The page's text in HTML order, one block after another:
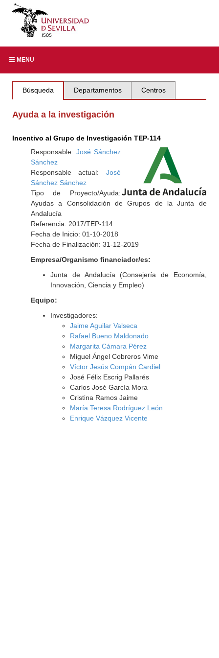
MENU
Búsqueda Departamentos Centros
Ayuda a la investigación
Incentivo al Grupo de Investigación TEP-114
Responsable: José Sánchez
Sánchez
Responsable actual: José
Sánchez Sánchez
Tipo de Proyecto/Ayuda:
Ayudas a Consolidación de Grupos de la Junta de
Andalucía
Referencia: 2017/TEP-114
Fecha de Inicio: 01-10-2018
Fecha de Finalización: 31-12-2019
Empresa/Organismo financiador/es:
Junta de Andalucía (Consejería de Economía,
Innovación, Ciencia y Empleo)
Equipo:
Investigadores:
Jaime Aguilar Valseca
Rafael Bueno Maldonado
Margarita Cámara Pérez
Miguel Ángel Cobreros Vime
Víctor Jesús Compán Cardiel
José Félix Escrig Pallarés
Carlos José García Mora
Cristina Ramos Jaime
María Teresa Rodríguez León
Enrique Vázquez Vicente